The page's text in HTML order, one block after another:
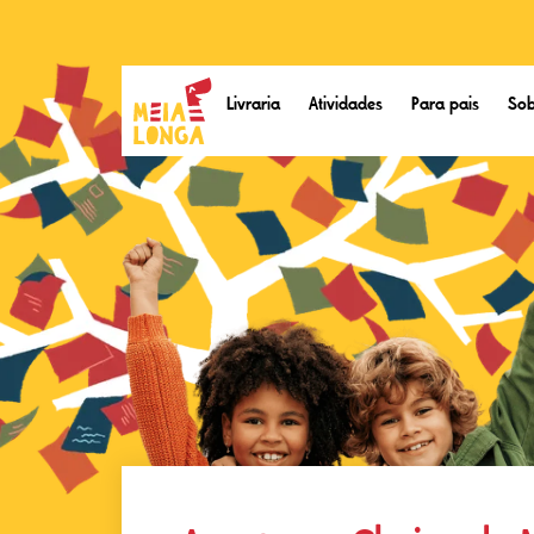
Livraria Atividades Para pais